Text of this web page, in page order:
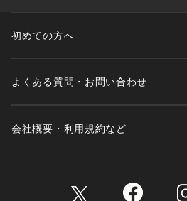
光沢 : なし
初めての方へ
よくある質問・お問い合わせ
会社概要・利用規約など